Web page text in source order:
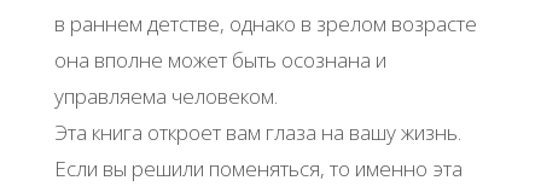
в раннем детстве, однако в зрелом возрасте
она вполне может быть осознана и
управляема человеком.
Эта книга откроет вам глаза на вашу жизнь.
Если вы решили поменяться, то именно эта